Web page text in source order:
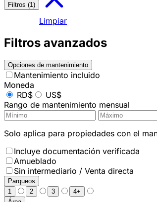
Filtros (1)
Limpiar
Filtros avanzados
Opciones de mantenimiento
Mantenimiento incluido
Moneda
RD$
US$
Rango de mantenimiento mensual
Solo aplica para propiedades con el
Incluye documentación verificada
Amueblado
Sin intermediario / Venta directa
Parqueos
1
2 3
4+